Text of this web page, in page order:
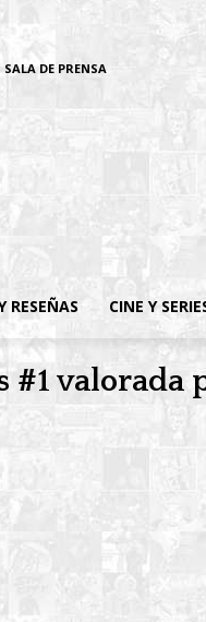
SALA DE PRENSA
RESEÑAS CINE Y
#1 valorada